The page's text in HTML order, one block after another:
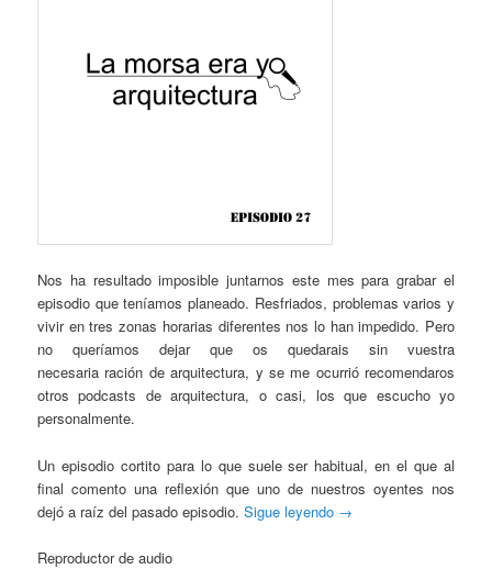
Nos ha resultado imposible juntarnos este mes para grabar el
episodio que teníamos planeado. Resfriados, problemas varios y
vivir en tres zonas horarias diferentes nos lo han impedido. Pero
no queríamos dejar que os quedarais sin vuestra
necesaria ración de arquitectura, y se me ocurrió recomendaros
otros podcasts de arquitectura, o casi, los que escucho yo
personalmente.
Un episodio cortito para lo que suele ser habitual, en el que al
final comento una reflexión que uno de nuestros oyentes nos
dejó a raíz del pasado episodio.Sigue leyendo →
Reproductor de audio